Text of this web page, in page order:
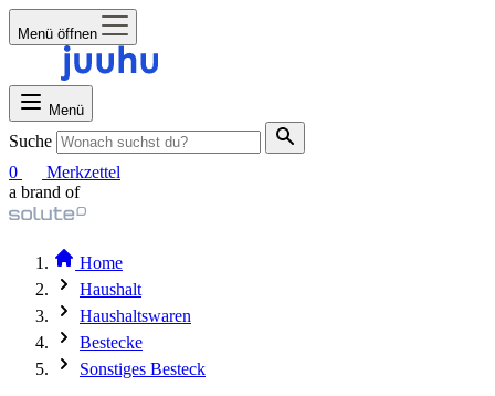
Menü öffnen
Menü
Suche
0
Merkzettel
a brand of
Home
Haushalt
Haushaltswaren
Bestecke
Sonstiges Besteck